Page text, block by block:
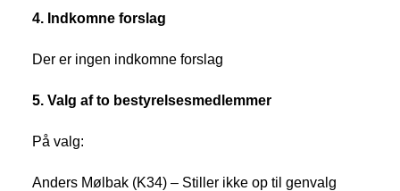
4. Indkomne forslag
Der er ingen indkomne forslag
5. Valg af to bestyrelsesmedlemmer
På valg:
Anders Mølbak (K34) – Stiller ikke op til genvalg